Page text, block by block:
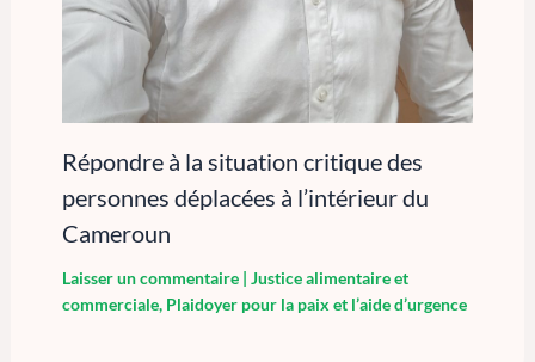
Répondre à la situation critique des
personnes déplacées à l’intérieur du
Cameroun
Laisser un commentaire | Justice alimentaire et
commerciale, Plaidoyer pour la paix et l’aide d’urgence